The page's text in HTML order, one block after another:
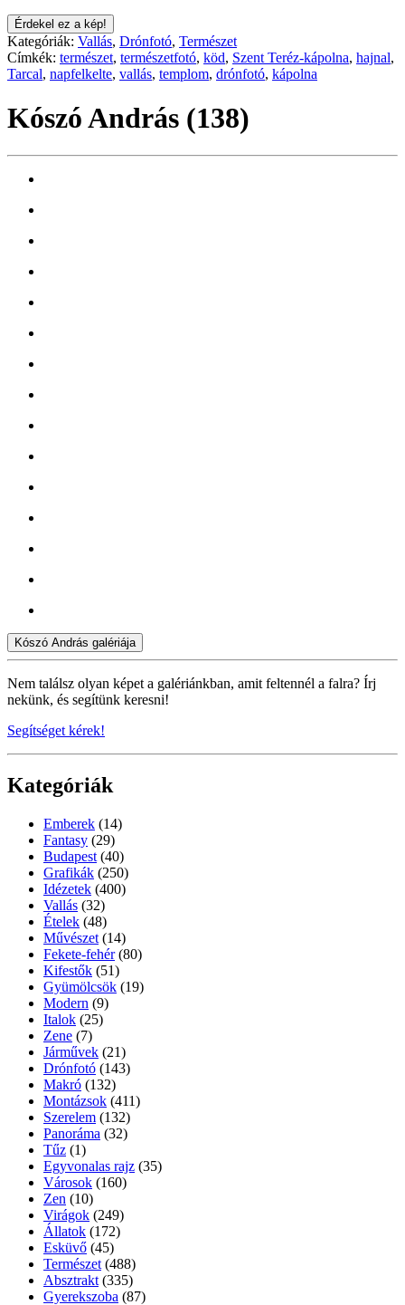
Érdekel ez a kép!
Kategóriák: Vallás, Drónfotó, Természet
Címkék: természet, természetfotó, köd, Szent Teréz-kápolna, hajnal,
Tarcal, napfelkelte, vallás, templom, drónfotó, kápolna
Kószó András (138)
Kószó András galériája
Nem találsz olyan képet a galériánkban, amit feltennél a falra? Írj
nekünk, és segítünk keresni!
Segítséget kérek!
Kategóriák
Emberek (14)
Fantasy (29)
Budapest (40)
Grafikák (250)
Idézetek (400)
Vallás (32)
Ételek (48)
Művészet (14)
Fekete-fehér (80)
Kifestők (51)
Gyümölcsök (19)
Modern (9)
Italok (25)
Zene (7)
Járművek (21)
Drónfotó (143)
Makró (132)
Montázsok (411)
Szerelem (132)
Panoráma (32)
Tűz (1)
Egyvonalas rajz (35)
Városok (160)
Zen (10)
Virágok (249)
Állatok (172)
Esküvő (45)
Természet (488)
Absztrakt (335)
Gyerekszoba (87)